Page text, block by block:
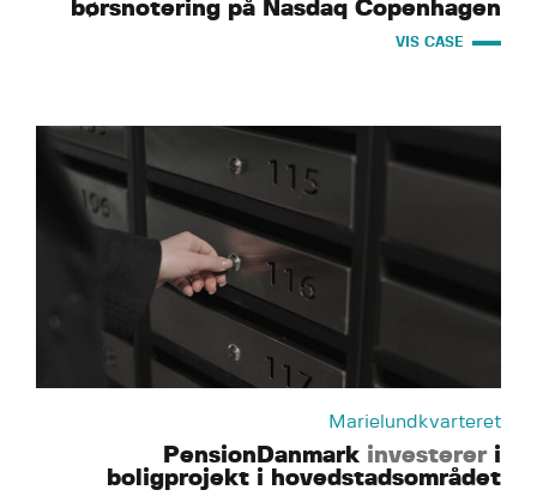
børsnotering på Nasdaq Copenhagen
VIS CASE
Marielundkvarteret
PensionDanmark investereri
boligprojekt i hovedstadsområdet